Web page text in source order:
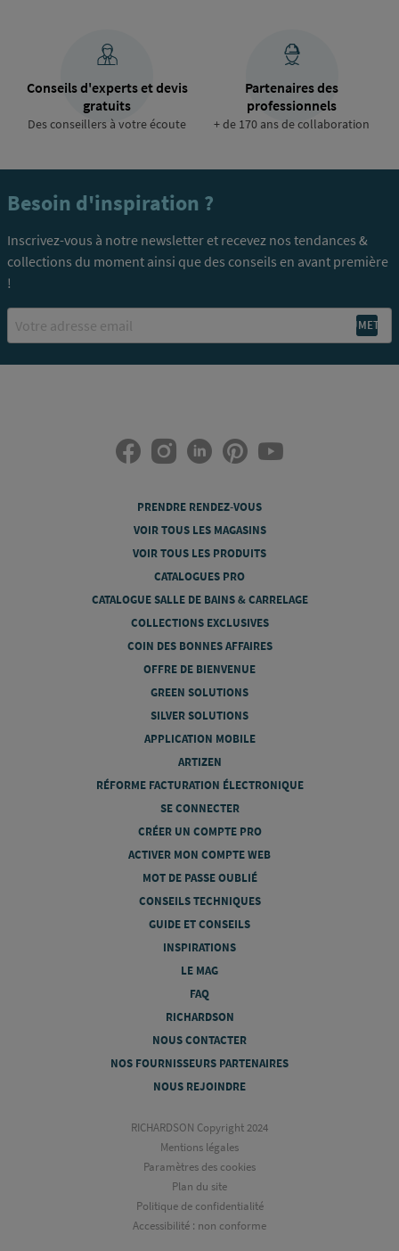
Conseils d'experts et devis
gratuits
Des conseillers à votre écoute
Partenaires des
professionnels
+ de 170 ans de collaboration
Besoin d'inspiration ?
Inscrivez-vous à notre newsletter et recevez nos tendances &
collections du moment ainsi que des conseils en avant première
!
Email
PRENDRE RENDEZ-VOUS
VOIR TOUS LES MAGASINS
VOIR TOUS LES PRODUITS
CATALOGUES PRO
CATALOGUE SALLE DE BAINS & CARRELAGE
COLLECTIONS EXCLUSIVES
COIN DES BONNES AFFAIRES
OFFRE DE BIENVENUE
GREEN SOLUTIONS
SILVER SOLUTIONS
APPLICATION MOBILE
ARTIZEN
RÉFORME FACTURATION ÉLECTRONIQUE
SE CONNECTER
CRÉER UN COMPTE PRO
ACTIVER MON COMPTE WEB
MOT DE PASSE OUBLIÉ
CONSEILS TECHNIQUES
GUIDE ET CONSEILS
INSPIRATIONS
LE MAG
FAQ
RICHARDSON
NOUS CONTACTER
NOS FOURNISSEURS PARTENAIRES
NOUS REJOINDRE
RICHARDSON Copyright 2024
Mentions légales
Paramètres des cookies
Plan du site
Politique de confidentialité
Accessibilité : non conforme